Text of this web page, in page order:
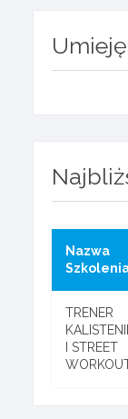
Nazwa
TRENER
I STREET